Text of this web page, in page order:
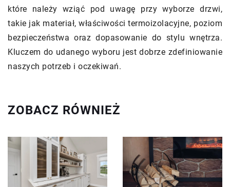
które należy wziąć pod uwagę przy wyborze drzwi,
takie jak materiał, właściwości termoizolacyjne, poziom
bezpieczeństwa oraz dopasowanie do stylu wnętrza.
Kluczem do udanego wyboru jest dobrze zdefiniowanie
naszych potrzeb i oczekiwań.
ZOBACZ RÓWNIEŻ